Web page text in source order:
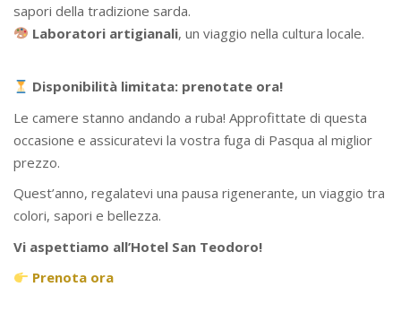
sapori della tradizione sarda.
Laboratori artigianali, un viaggio nella cultura locale.
Disponibilità limitata: prenotate ora!
Le camere stanno andando a ruba! Approfittate di questa
occasione e assicuratevi la vostra fuga di Pasqua al miglior
prezzo.
Quest’anno, regalatevi una pausa rigenerante, un viaggio tra
colori, sapori e bellezza.
Vi aspettiamo all’Hotel San Teodoro!
Prenota ora